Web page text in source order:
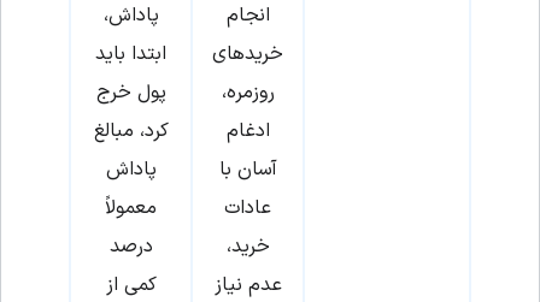
انجام
خریدهای
روزمره،
ادغام
آسان با
عادات
خرید،
عدم نیاز
پاداش،
ابتدا باید
پول خرج
کرد، مبالغ
پاداش
معمولاً
درصد
کمی از